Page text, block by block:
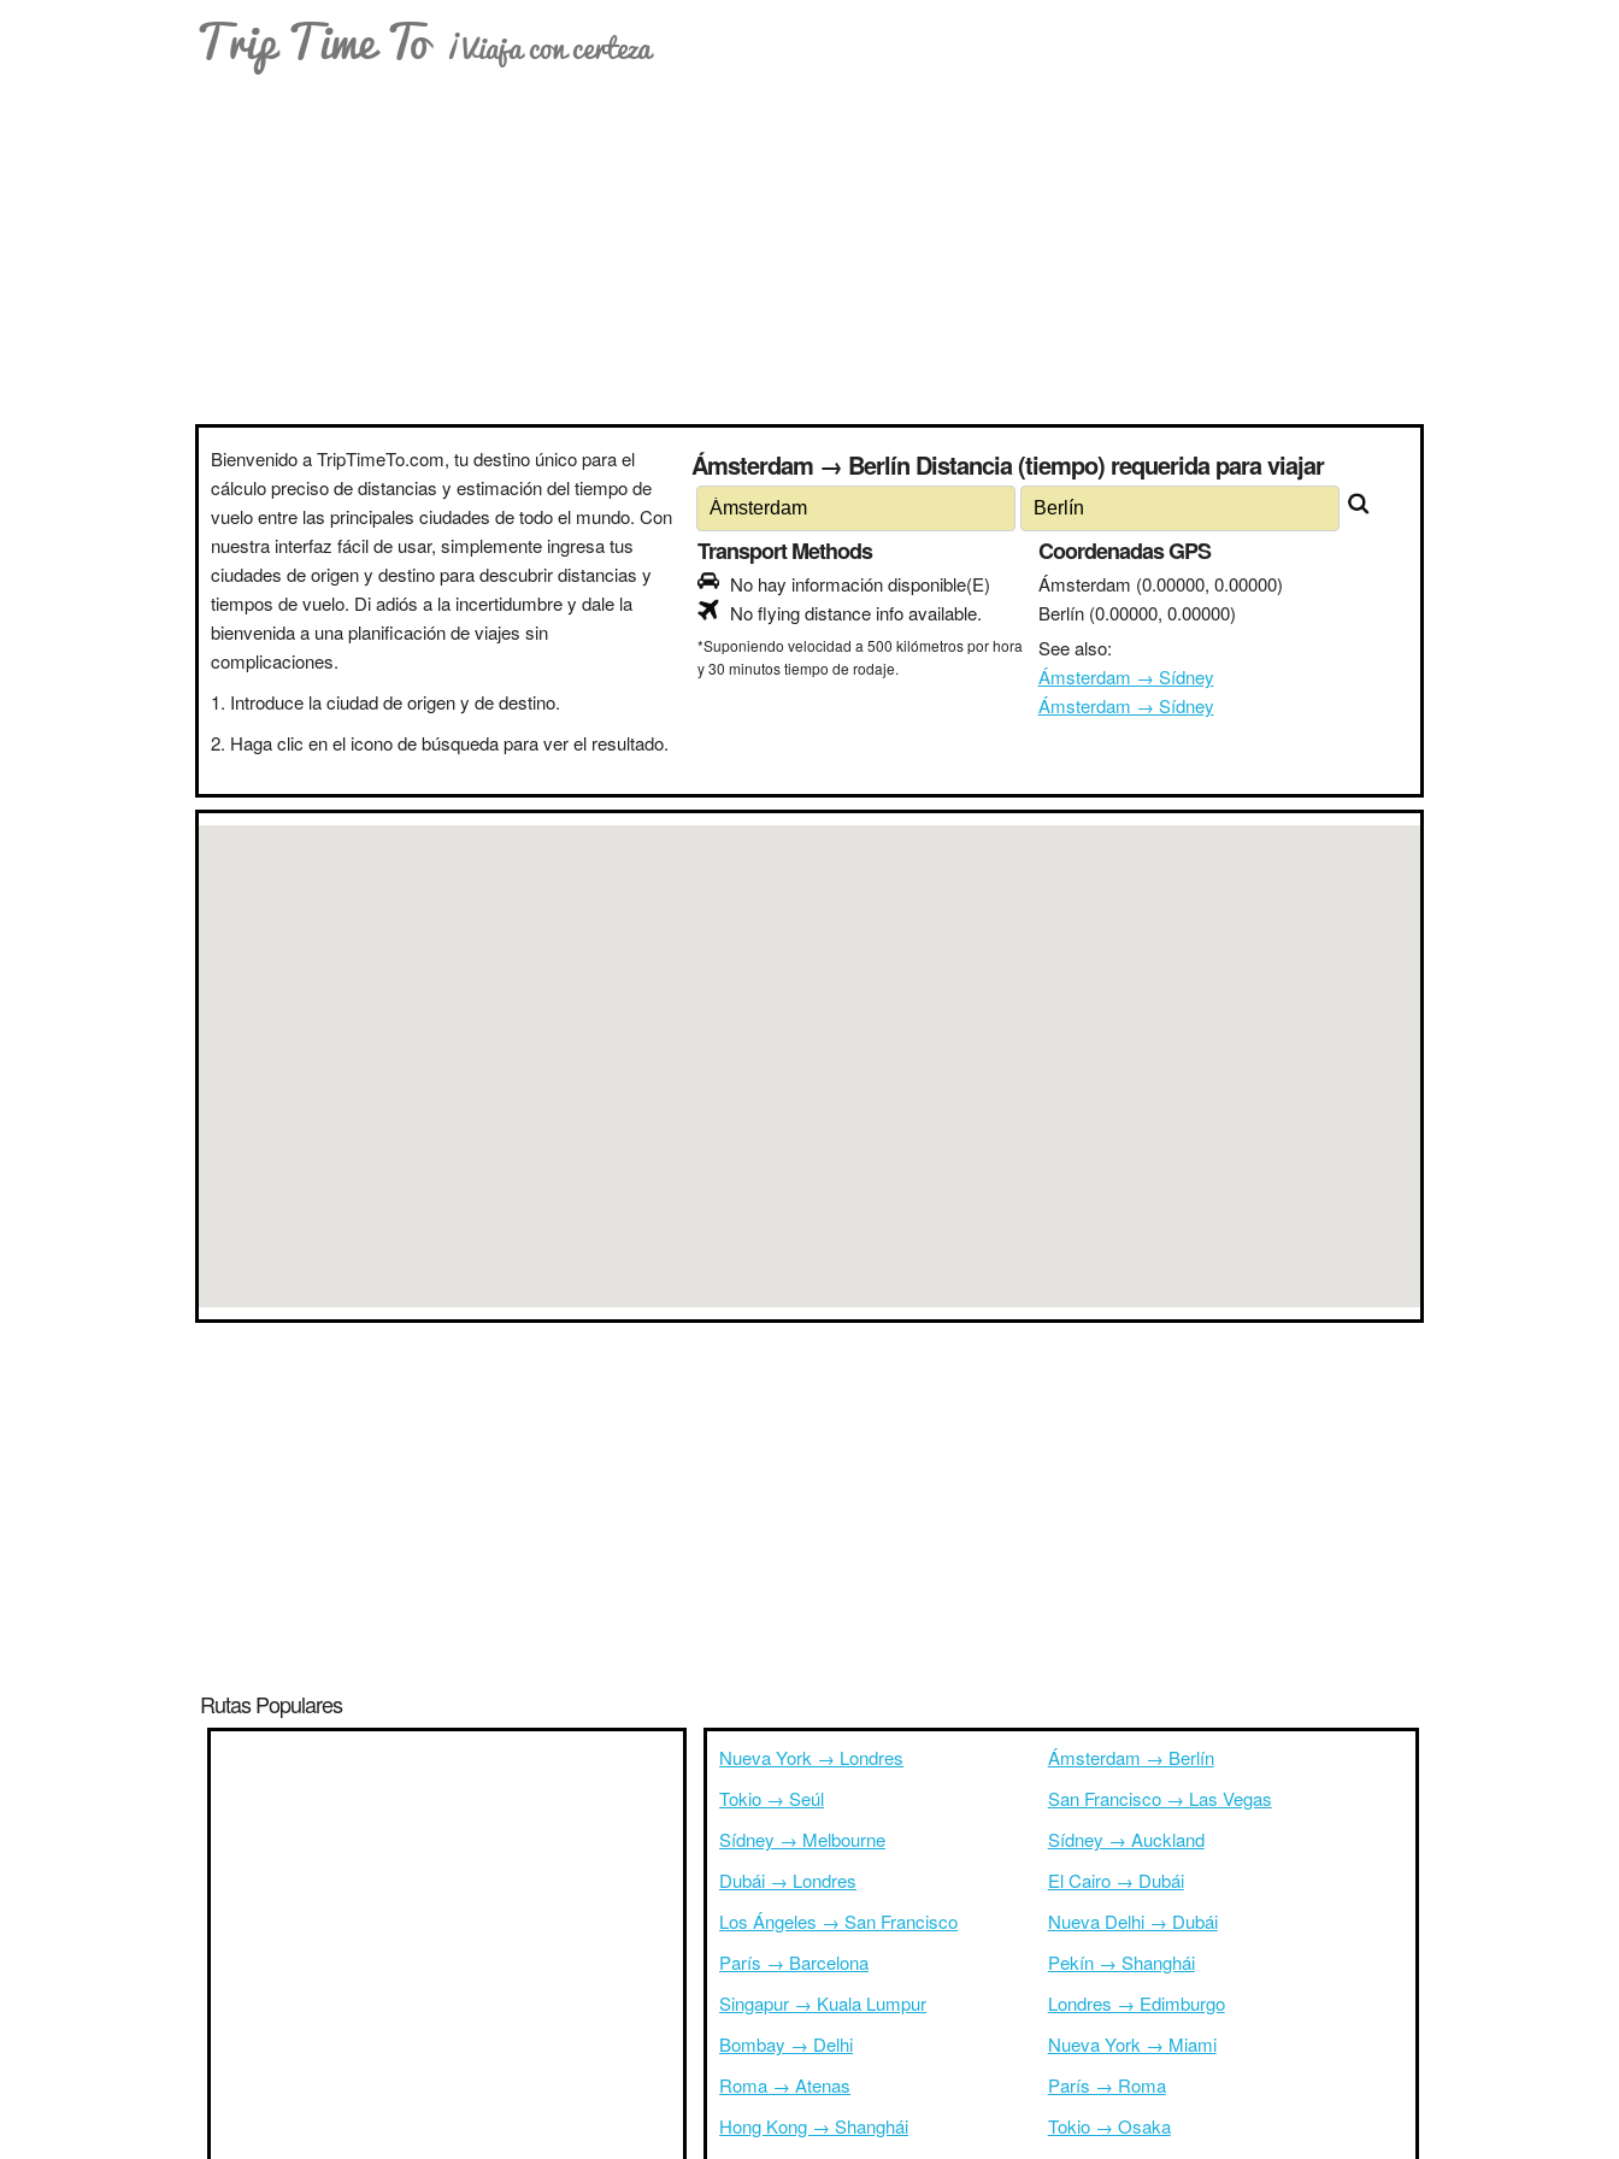
Trip Time To ¡Viaja con certeza
Bienvenido a TripTimeTo.com, tu destino único para el
cálculo preciso de distancias y estimación del tiempo de
vuelo entre las principales ciudades de todo el mundo. Con
nuestra interfaz fácil de usar, simplemente ingresa tus
ciudades de origen y destino para descubrir distancias y
tiempos de vuelo. Di adiós a la incertidumbre y dale la
bienvenida a una planificación de viajes sin
complicaciones.
Introduce la ciudad de origen y de destino.
Haga clic en el icono de búsqueda para ver el resultado.
Ámsterdam → Berlín Distancia (tiempo) requerida para viajar
Transport Methods
No hay información disponible(E)
No flying distance info available.
*Suponiendo velocidad a 500 kilómetros por hora
y 30 minutos tiempo de rodaje.
Coordenadas GPS
Ámsterdam (0.00000, 0.00000)
Berlín (0.00000, 0.00000)
See also:
Ámsterdam → Sídney
Ámsterdam → Sídney
Rutas Populares
Nueva York → Londres
Tokio → Seúl
Sídney → Melbourne
Dubái → Londres
Los Ángeles → San Francisco
París → Barcelona
Singapur → Kuala Lumpur
Bombay → Delhi
Roma → Atenas
Hong Kong → Shanghái
Ámsterdam → Berlín
San Francisco → Las Vegas
Sídney → Auckland
El Cairo → Dubái
Nueva Delhi → Dubái
Pekín → Shanghái
Londres → Edimburgo
Nueva York → Miami
París → Roma
Tokio → Osaka